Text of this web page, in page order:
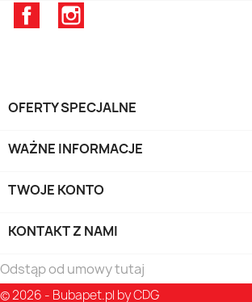
Facebook
OFERTY SPECJALNE
WAŻNE INFORMACJE
TWOJE KONTO
KONTAKT Z NAMI
Odstąp od umowy tutaj
© 2026 - Bubapet.pl by CDG